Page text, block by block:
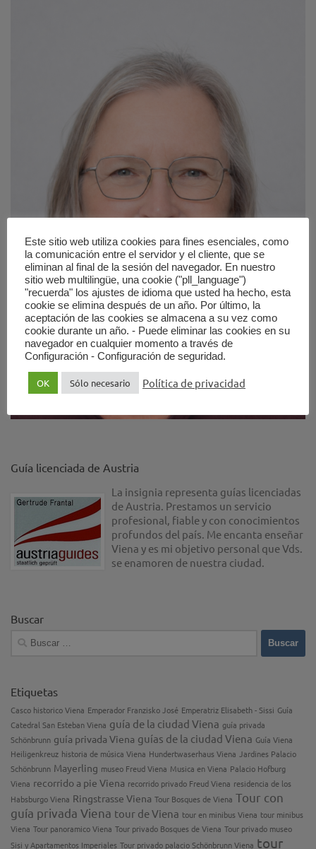
Guía licenciada de Austria
La insignia representa guías licenciadas
de Austria. Prestamos un servicio
profesional, fiable y con conocimientos
profundos del país. Me encanta enseñar
Viena y es mi objetivo personal que Vds.
se enamoren de nuestra ciudad.
Buscar
Buscar:
Etiquetas
Casco historico Viena Emperador Franzisko José Emperatriz Elisabeth - Sissi Guía
Catedral San Esteban Viena guía de la ciudad Viena guía privada
Schönbrunn guía privada Viena guías de la ciudad Viena Guía Viena
Heiligenkreuz historia de música Viena Hundertwaserhaus Viena Jardines Palacio
Schönbrunn Mayerling museo Freud Viena Musica en Viena Palacio Hofburg
Viena recorrido a pie Viena recorrido privado Freud Viena residencia de los
Habsburgo Viena Ringstrasse Viena Tour Bosques de Viena Tour con
guía privada Viena tour de Viena tour en minibus Viena tour minibus
Viena Tour panoramico Viena Tour privado Bosques de Viena Tour privado museo
Sisi y Apartamentos Imperiales Tour privado palacio Schönbrunn Viena tour
Este sitio web utiliza cookies para fines esenciales, como
la comunicación entre el servidor y el cliente, que se
eliminan al final de la sesión del navegador. En nuestro
sitio web multilingüe, una cookie ("pll_language")
"recuerda" los ajustes de idioma que usted ha hecho, esta
cookie se elimina después de un año. Por último, la
aceptación de las cookies se almacena a su vez como
cookie durante un año. - Puede eliminar las cookies en su
navegador en cualquier momento a través de
Configuración - Configuración de seguridad.
OK Sólo necesario Política de privacidad